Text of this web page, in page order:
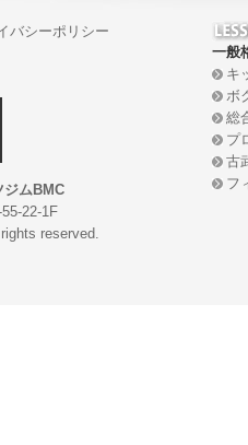
バシーポリシー
ジムBMC
22-1F
reserved.
一般
キ
ボ
総
プ
古
フ